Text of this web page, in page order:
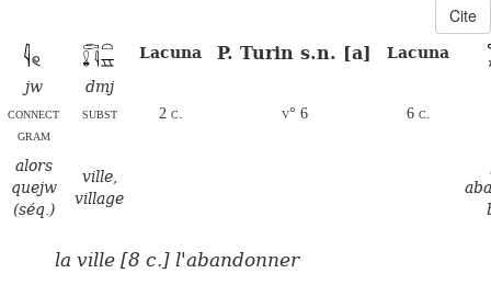
Cite
Lacuna P. Turin s.n. [a] Lacuna
jw dmj
connect
gram
subst 2 c. v° 6 6 c.
alors
quejw
(séq.)
ville,
village
la ville [8 c.] l'abandonner